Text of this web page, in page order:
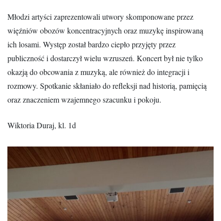
Młodzi artyści zaprezentowali utwory skomponowane przez
więźniów obozów koncentracyjnych oraz muzykę inspirowaną
ich losami. Występ został bardzo ciepło przyjęty przez
publiczność i dostarczył wielu wzruszeń. Koncert był nie tylko
okazją do obcowania z muzyką, ale również do integracji i
rozmowy. Spotkanie skłaniało do refleksji nad historią, pamięcią
oraz znaczeniem wzajemnego szacunku i pokoju.
Wiktoria Duraj, kl. 1d